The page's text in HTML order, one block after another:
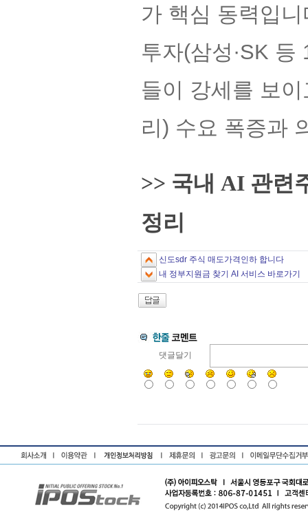
가 핵심 동력입
투자(삼성·SK
들이 강세를 보
리) 수요 폭증과
>> 국내 AI 관련
정리
신도sdr 주식 매도가격인하 합니다
내 정부지원금 찾기 AI 서비스 바로가기
댓글달기